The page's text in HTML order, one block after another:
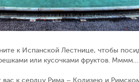
к Испанской Лестнице, чтобы
или кусочками фруктов.
вас к сердцу Рима – Колизею и